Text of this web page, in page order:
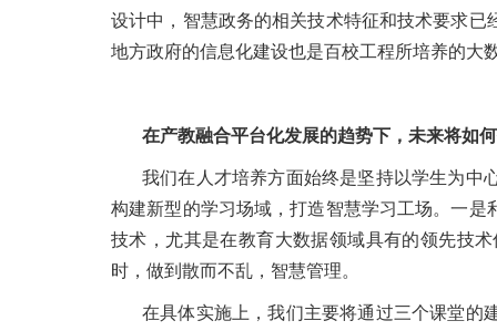
设计中，智慧政务的相关技术特征和技术要求
地方政府的信息化建设也是百校工程所培养的大
在产教融合平台化发展的趋势下，未来将如
我们在人才培养方面始终是坚持以学生为中
构建新型的学习场域，打造智慧学习工场。一
技术，尤其是在教育大数据领域具有的领先技
时，做到散而不乱，智慧管理。
在具体实施上，我们主要将通过三个课堂的